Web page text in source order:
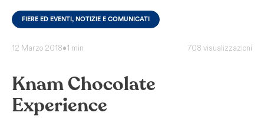
FIERE ED EVENTI, NOTIZIE E COMUNICATI
12 Marzo 2018•1 min 708 visualizzazioni
Knam Chocolate
Experience